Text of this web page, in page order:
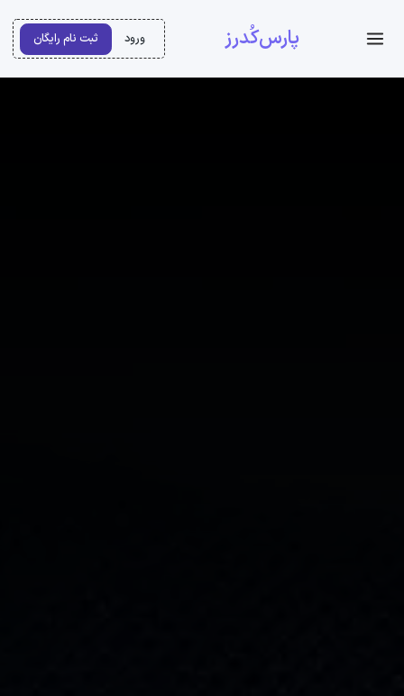
پارس‌کُدرز ورود ثبت نام رایگان